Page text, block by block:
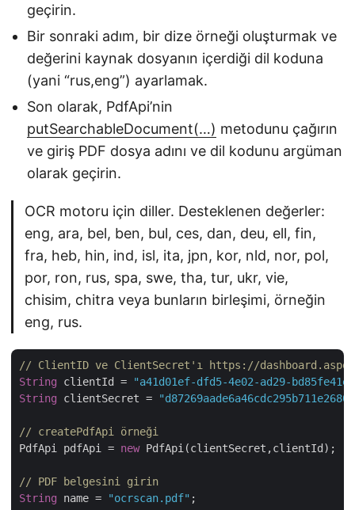
geçirin.
Bir sonraki adım, bir dize örneği oluşturmak ve
değerini kaynak dosyanın içerdiği dil koduna
(yani “rus,eng”) ayarlamak.
Son olarak, PdfApi’nin
putSearchableDocument(…) metodunu çağırın
ve giriş PDF dosya adını ve dil kodunu argüman
olarak geçirin.
OCR motoru için diller. Desteklenen değerler:
eng, ara, bel, ben, bul, ces, dan, deu, ell, fin,
fra, heb, hin, ind, isl, ita, jpn, kor, nld, nor, pol,
por, ron, rus, spa, swe, tha, tur, ukr, vie,
chisim, chitra veya bunların birleşimi, örneğin
eng, rus.
// ClientID ve ClientSecret'ı https://
String clientId =
"a41d01ef-dfd5-4e02-ad29-
String clientSecret =
// createPdfApi örneği
PdfApi pdfApi = new PdfApi(clientSecret,clientId);
// PDF belgesini girin
String name = "ocrscan.pdf" ;